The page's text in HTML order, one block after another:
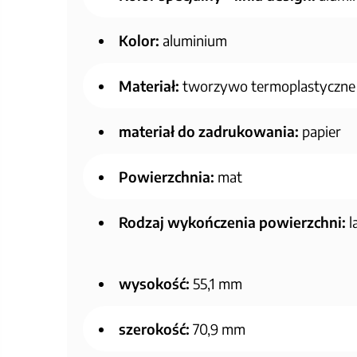
Kolor: aluminium
Materiał: tworzywo termoplastyczne
materiał do zadrukowania: papier
Powierzchnia: mat
Rodzaj wykończenia powierzchni:
wysokość: 55,1 mm
szerokość: 70,9 mm